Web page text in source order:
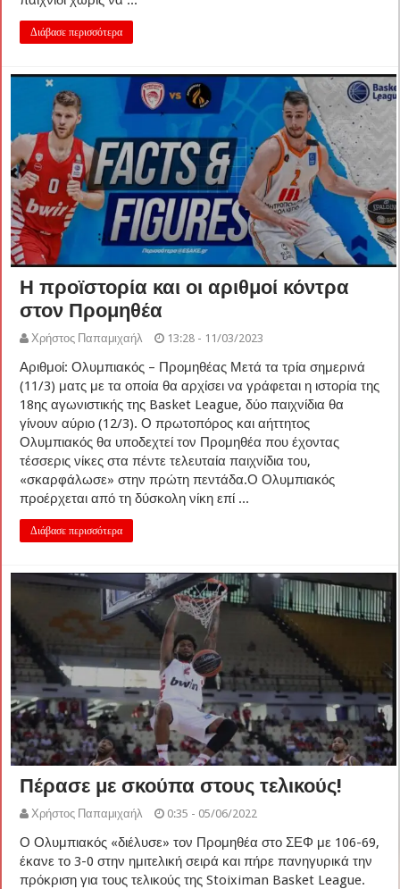
Διάβασε περισσότερα
Η προϊστορία και οι αριθμοί κόντρα
στον Προμηθέα
Χρήστος Παπαμιχαήλ 13:28 - 11/03/2023
Αριθμοί: Ολυμπιακός – Προμηθέας Μετά τα τρία σημερινά
(11/3) ματς με τα οποία θα αρχίσει να γράφεται η ιστορία της
18ης αγωνιστικής της Basket League, δύο παιχνίδια θα
γίνουν αύριο (12/3). Ο πρωτοπόρος και αήττητος
Ολυμπιακός θα υποδεχτεί τον Προμηθέα που έχοντας
τέσσερις νίκες στα πέντε τελευταία παιχνίδια του,
«σκαρφάλωσε» στην πρώτη πεντάδα.Ο Ολυμπιακός
προέρχεται από τη δύσκολη νίκη επί ...
Διάβασε περισσότερα
Πέρασε με σκούπα στους τελικούς!
Χρήστος Παπαμιχαήλ 0:35 - 05/06/2022
Ο Ολυμπιακός «διέλυσε» τον Προμηθέα στο ΣΕΦ με 106-69,
έκανε το 3-0 στην ημιτελική σειρά και πήρε πανηγυρικά την
πρόκριση για τους τελικούς της Stoiximan Basket League.